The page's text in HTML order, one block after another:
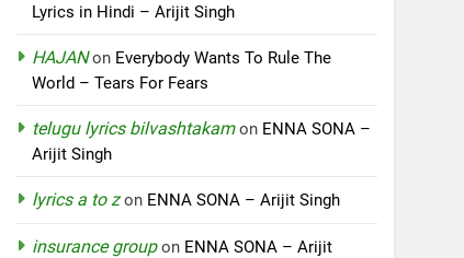
Lyrics in Hindi – Arijit Singh
HAJANon Everybody Wants To Rule The
World – Tears For Fears
telugu lyrics bilvashtakamon ENNA SONA –
Arijit Singh
lyrics a to zon ENNA SONA – Arijit Singh
insurance groupon ENNA SONA – Arijit